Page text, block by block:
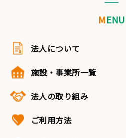
MENU
法人について
施設・事業所一覧
法人の取り組み
ご利用方法